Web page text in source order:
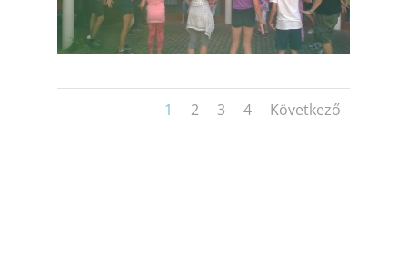
1 2 3 4 Következő